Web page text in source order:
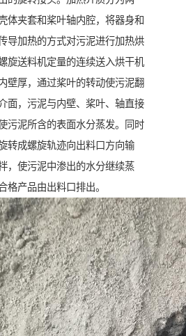
体夹套和桨叶轴内腔，将器身和
导加热的方式对污泥进行加热烘
旋送料机定量的连续送入烘干机
壁厚，通过桨叶的转动使污泥翻
面，污泥与内壁、桨叶、轴直接
污泥所含的表面水分蒸发。同时
转成螺旋轨迹向出料口方向输
，使污泥中渗出的水分继续蒸
格产品由出料口排出。